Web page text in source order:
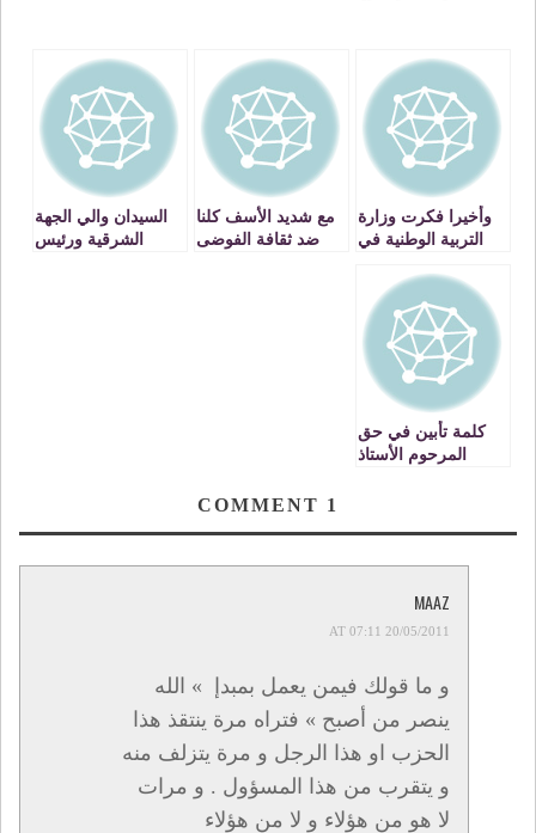
وأخيرا فكرت وزارة
التربية الوطنية في
الشرق العتيقة وجدة
أنكاد إنصافا لها وله
.VIDEOS
مع شديد الأسف كلنا
ضد ثقافة الفوضى
السيدان والي الجهة
الشرقية ورئيس
كلمة تأبين في حق
المرحوم الأستاذ
1
MAAZ
20/05/2011 AT 07:11
و ما قولك فيمن يعمل بمبدإ » الله
ينصر من أصبح » فتراه مرة ينتقذ هذا
الحزب او هذا الرجل و مرة يتزلف منه
و يتقرب من هذا المسؤول . و مرات
لا هو من هؤلاء و لا من هؤلاء